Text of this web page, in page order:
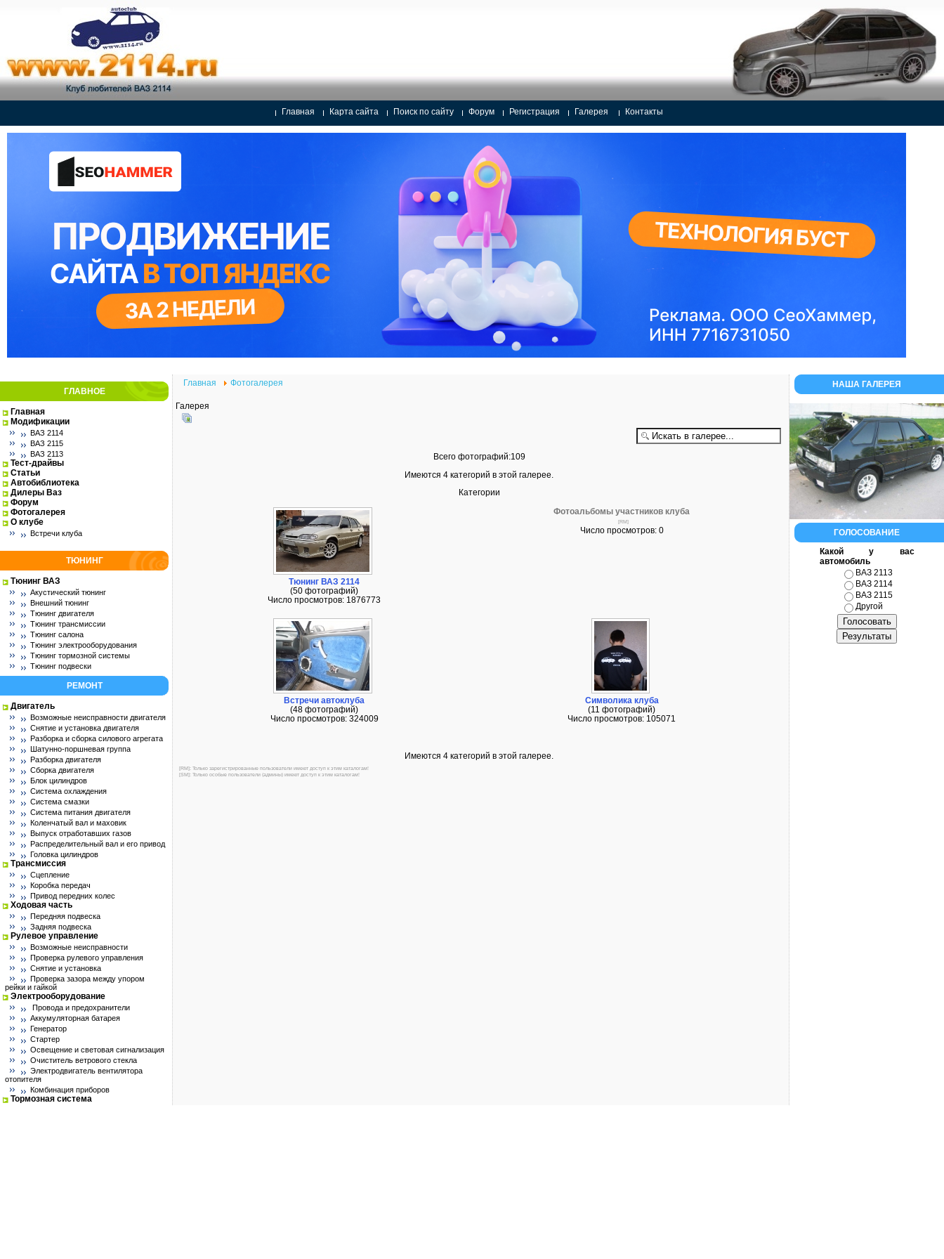
Главная Карта сайта Поиск по сайту Форум Регистрация Галерея Контакты
ГЛАВНОЕ
Главная
Модификации
ВАЗ 2114
ВАЗ 2115
ВАЗ 2113
Тест-драйвы
Статьи
Автобиблиотека
Дилеры Ваз
Форум
Фотогалерея
О клубе
Встречи клуба
ТЮНИНГ
Тюнинг ВАЗ
Акустический тюнинг
Внешний тюнинг
Тюнинг двигателя
Тюнинг трансмиссии
Тюнинг салона
Тюнинг электрооборудования
Тюнинг тормозной системы
Тюнинг подвески
РЕМОНТ
Двигатель
Возможные неисправности двигателя
Снятие и установка двигателя
Разборка и сборка силового агрегата
Шатунно-поршневая группа
Разборка двигателя
Сборка двигателя
Блок цилиндров
Система охлаждения
Система смазки
Система питания двигателя
Коленчатый вал и маховик
Выпуск отработавших газов
Распределительный вал и его привод
Головка цилиндров
Трансмиссия
Сцепление
Коробка передач
Привод передних колес
Ходовая часть
Передняя подвеска
Задняя подвеска
Рулевое управление
Возможные неисправности
Проверка рулевого управления
Снятие и установка
Проверка зазора между упором
рейки и гайкой
Электрооборудование
Провода и предохранители
Аккумуляторная батарея
Генератор
Стартер
Освещение и световая сигнализация
Очиститель ветрового стекла
Электродвигатель вентилятора
отопителя
Комбинация приборов
Тормозная система
Главная Фотогалерея
Галерея
Всего фотографий:109
Имеются 4 категорий в этой галерее.
Категории
Тюнинг ВАЗ 2114
(50 фотографий)
Число просмотров: 1876773
Фотоальбомы участников клуба
[RM]
Число просмотров: 0
Встречи автоклуба
(48 фотографий)
Число просмотров: 324009
Символика клуба
(11 фотографий)
Число просмотров: 105071
Имеются 4 категорий в этой галерее.
[RM]: Только зарегистрированные пользователи имеют доступ к этим каталогам!
[SM]: Только особые пользователи (админы) имеют доступ к этим каталогам!
НАША ГАЛЕРЕЯ
ГОЛОСОВАНИЕ
Какой у вас
автомобиль
ВАЗ 2113
ВАЗ 2114
ВАЗ 2115
Другой